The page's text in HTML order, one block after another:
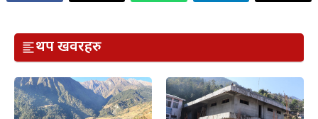
थप खवरहरु